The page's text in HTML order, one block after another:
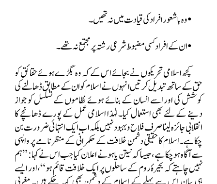
•وہ باشعور افراد کی قیادت میں نہ تھیں۔
•ان کے افراد کسی مضبوط شرعی رشتہ پر مجتمع نہ تھے۔
کچھ اسلامی تحریکوں نے بجائے اس کے کہ وہ بگڑے ہوئے حقائق کو
حق کے ساتھ تبدیل کرتیںانہوں نے اسلام کو ان کے مطابق ڈھالنے کی
کوشش کی اور اسے انسان کے بنائے ہوئے نظاموں کے تسلسل کو جواز
دینے کے لئے بھی استعمال کیا۔ لہٰذا اسلامی عمل کے پورے ڈھانچے کا
انقلابی جائزہ لینا صرف فلاح وبہبود نہیں بلکہ اب ایک انتہائی ضرورت بن
چکا ہے۔اسلام کا حقیقی دشمن خلافت کے حکمرانی کے منظرنامے پر واپسی
سے آگاہ ہو چکا ہے، جیسا کہ نیتن یاہو نے اعلان کیا جب اس نے کہا: ”ہم
نہیں چاہتے کہ بحیرۂ روم کے ساحلوں پر ایک خلافت قائم ہو“، اور ایسے